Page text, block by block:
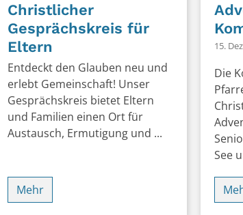
Christlicher
Gesprächskreis für
Eltern
Entdeckt den Glauben neu und
erlebt Gemeinschaft! Unser
Gesprächskreis bietet Eltern
und Familien einen Ort für
Austausch, Ermutigung und ...
Mehr
15.
Die
See